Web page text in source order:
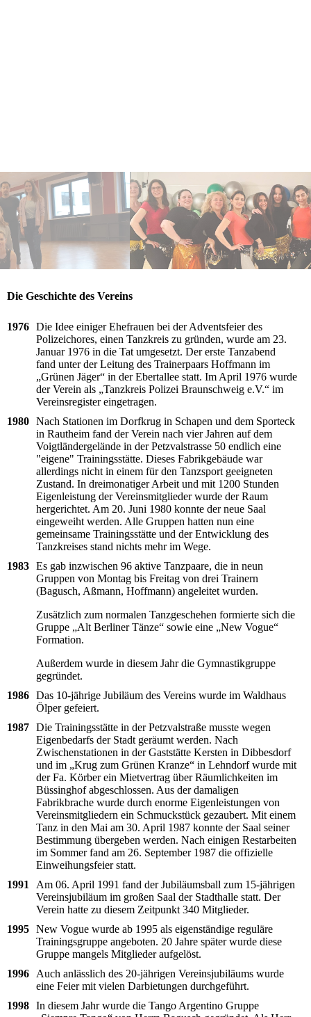
Die Geschichte des Vereins
1976 Die Idee einiger Ehefrauen bei der Adventsfeier des
Polizeichores, einen Tanzkreis zu gründen, wurde am 23.
Januar 1976 in die Tat umgesetzt. Der erste Tanzabend
fand unter der Leitung des Trainerpaars Hoffmann im
„Grünen Jäger“ in der Ebertallee statt. Im April 1976 wurde
der Verein als „Tanzkreis Polizei Braunschweig e.V.“ im
Vereinsregister eingetragen.
1980 Nach Stationen im Dorfkrug in Schapen und dem Sporteck
in Rautheim fand der Verein nach vier Jahren auf dem
Voigtländergelände in der Petzvalstrasse 50 endlich eine
"eigene" Trainingsstätte. Dieses Fabrikgebäude war
allerdings nicht in einem für den Tanzsport geeigneten
Zustand. In dreimonatiger Arbeit und mit 1200 Stunden
Eigenleistung der Vereinsmitglieder wurde der Raum
hergerichtet. Am 20. Juni 1980 konnte der neue Saal
eingeweiht werden. Alle Gruppen hatten nun eine
gemeinsame Trainingsstätte und der Entwicklung des
Tanzkreises stand nichts mehr im Wege.
1983 Es gab inzwischen 96 aktive Tanzpaare, die in neun
Gruppen von Montag bis Freitag von drei Trainern
(Bagusch, Aßmann, Hoffmann) angeleitet wurden.
Zusätzlich zum normalen Tanzgeschehen formierte sich die
Gruppe „Alt Berliner Tänze“ sowie eine „New Vogue“
Formation.
Außerdem wurde in diesem Jahr die Gymnastikgruppe
gegründet.
1986 Das 10-jährige Jubiläum des Vereins wurde im Waldhaus
Ölper gefeiert.
1987 Die Trainingsstätte in der Petzvalstraße musste wegen
Eigenbedarfs der Stadt geräumt werden. Nach
Zwischenstationen in der Gaststätte Kersten in Dibbesdorf
und im „Krug zum Grünen Kranze“ in Lehndorf wurde mit
der Fa. Körber ein Mietvertrag über Räumlichkeiten im
Büssinghof abgeschlossen. Aus der damaligen
Fabrikbrache wurde durch enorme Eigenleistungen von
Vereinsmitgliedern ein Schmuckstück gezaubert. Mit einem
Tanz in den Mai am 30. April 1987 konnte der Saal seiner
Bestimmung übergeben werden. Nach einigen Restarbeiten
im Sommer fand am 26. September 1987 die offizielle
Einweihungsfeier statt.
1991
Am 06. April 1991 fand der Jubiläumsball zum 15-jährigen
Vereinsjubiläum im großen Saal der Stadthalle statt. Der
Verein hatte zu diesem Zeitpunkt 340 Mitglieder.
1995 New Vogue wurde ab 1995 als eigenständige reguläre
Trainingsgruppe angeboten. 20 Jahre später wurde diese
Gruppe mangels Mitglieder aufgelöst.
1996
Auch anlässlich des 20-jährigen Vereinsjubiläums wurde
eine Feier mit vielen Darbietungen durchgeführt.
1998 In diesem Jahr wurde die Tango Argentino Gruppe